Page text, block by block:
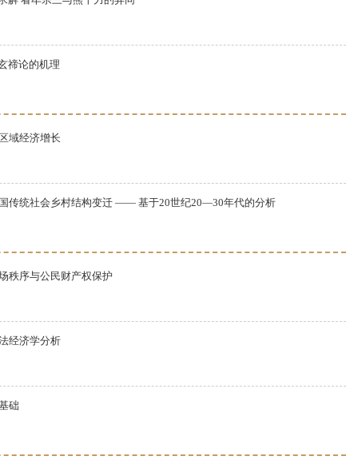
禘论的机理
域经济增长
传统社会乡村结构变迁 —— 基于20世纪20—30年代的分析
秩序与公民财产权保护
经济学分析
础